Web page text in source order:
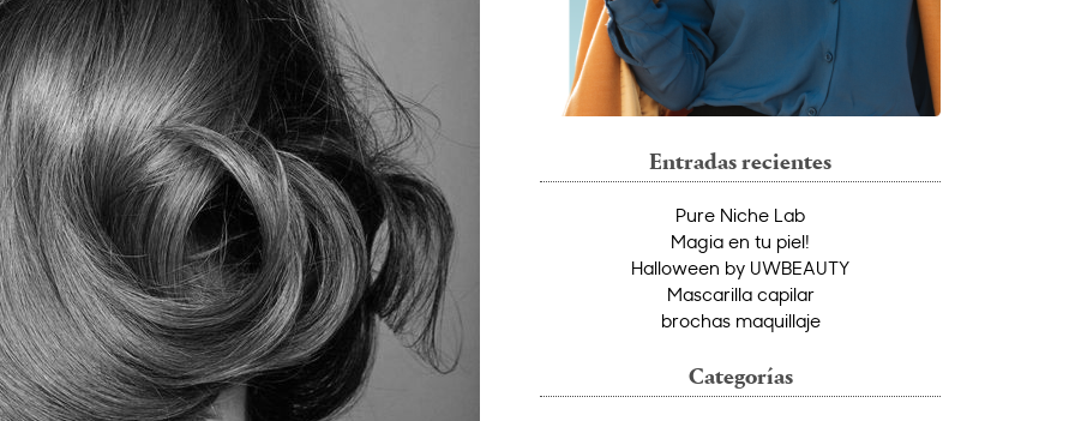
Entradas recientes
Pure Niche Lab
Magia en tu piel!
Halloween by UWBEAUTY
Mascarilla capilar
brochas maquillaje
Categorías